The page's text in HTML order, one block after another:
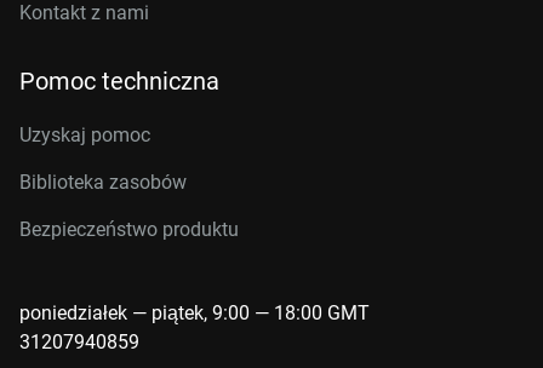
Kontakt z nami
Pomoc techniczna
Uzyskaj pomoc
Biblioteka zasobów
Bezpieczeństwo produktu
poniedziałek — piątek, 9:00 — 18:00 GMT
31207940859